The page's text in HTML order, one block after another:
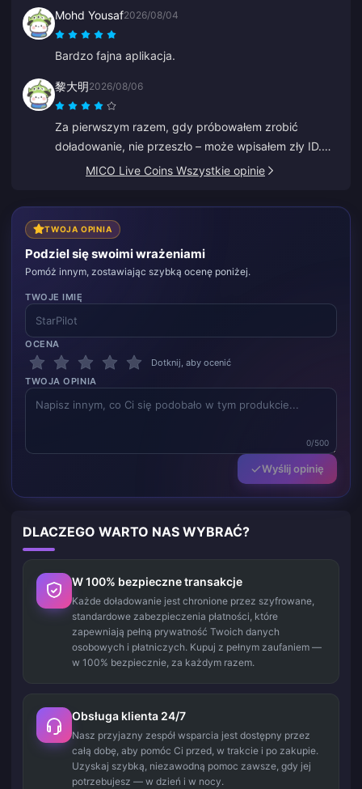
Mohd Yousaf2026/08/04
Bardzo fajna aplikacja.
黎大明2026/08/06
Za pierwszym razem, gdy próbowałem zrobić
doładowanie, nie przeszło – może wpisałem zły ID.
Obsługa klienta zrealizowała dla mnie zwrot
problemów. Będę nadal korzystać z tej strony.
MICO Live Coins Wszystkie opinie
TWOJA OPINIA
Podziel się swoimi wrażeniami
Pomóż innym, zostawiając szybką ocenę poniżej.
TWOJE IMIĘ
OCENA
Dotknij, aby ocenić
TWOJA OPINIA
0/500
Wyślij opinię
DLACZEGO WARTO NAS WYBRAĆ?
W 100% bezpieczne transakcje
Każde doładowanie jest chronione przez szyfrowane,
standardowe zabezpieczenia płatności, które
zapewniają pełną prywatność Twoich danych
osobowych i płatniczych. Kupuj z pełnym zaufaniem —
w 100% bezpiecznie, za każdym razem.
Obsługa klienta 24/7
Nasz przyjazny zespół wsparcia jest dostępny przez
całą dobę, aby pomóc Ci przed, w trakcie i po zakupie.
Uzyskaj szybką, niezawodną pomoc zawsze, gdy jej
potrzebujesz — w dzień i w nocy.